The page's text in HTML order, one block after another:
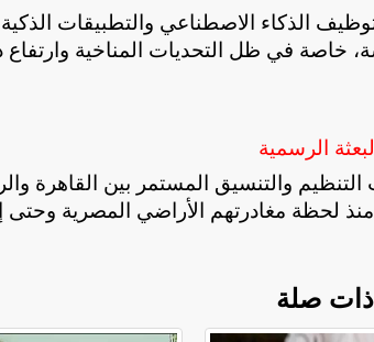
الذكاء الاصطناعي والتطبيقات
خاصة في ظل التحديات المناخية
الرسمية
والتنسيق المستمر بين القاهرة
منذ لحظة مغادرتهم الأراضي المصرية وحتى
صلة